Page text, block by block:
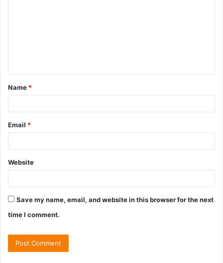
Name *
Email *
Website
Save my name, email, and website in this browser for the next
time I comment.